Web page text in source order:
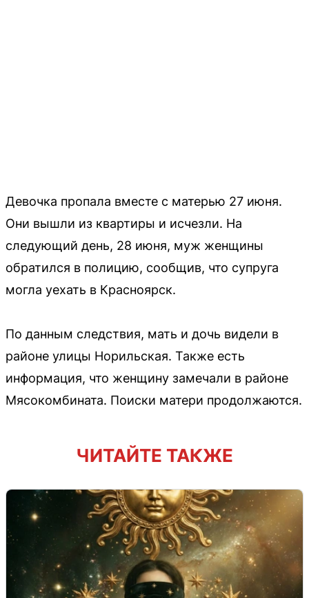
Девочка пропала вместе с матерью 27 июня.
Они вышли из квартиры и исчезли. На
следующий день, 28 июня, муж женщины
обратился в полицию, сообщив, что супруга
могла уехать в Красноярск.
По данным следствия, мать и дочь видели в
районе улицы Норильская. Также есть
информация, что женщину замечали в районе
Мясокомбината. Поиски матери продолжаются.
ЧИТАЙТЕ ТАКЖЕ